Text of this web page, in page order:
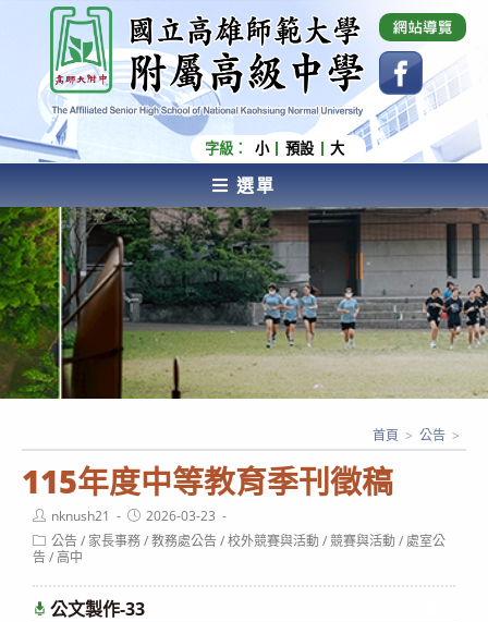
內
容
國立高雄師範大學附屬高級中學 Affiliated Senior
High School of National Kaohsiung Normal
University
字級： 小 預設 大
選單
AFFILIATED SENIOR HIGH SCHOOL OF NATIONAL
KAOHSIUNG NORMAL UNIVERSITY
115年度中等教育季刊徵稿
首頁 > 公告 >
Post
author:
nknush21
Post
published:
2026-03-23
Post
category:
公告/ 家長事務/教務處公告/校外競賽與活動/競賽與活動/處室公
告/高中
公文製作-33